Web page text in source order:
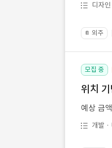
디자인
📔 외주
모집 중
위치
예상 금액
개발 ·